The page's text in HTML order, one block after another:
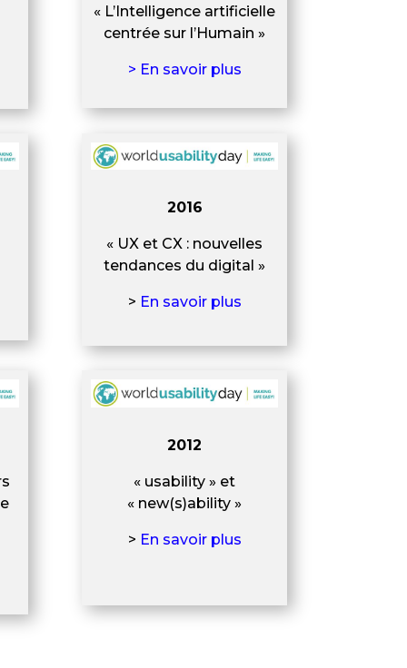
« L’Intelligence artificielle
centrée sur l’Humain »
> En savoir plus
2016
« UX et CX : nouvelles
tendances du digital »
> En savoir plus
2012
« usability » et
« new(s)ability »
> En savoir plus